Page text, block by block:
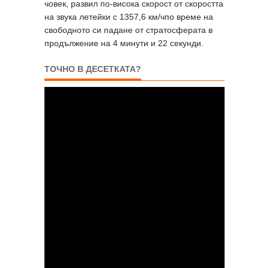
човек, развил по-висока скорост от скоростта
на звука летейки с 1357,6 км/чпо време на
свободното си падане от стратосферата в
продължение на 4 минути и 22 секунди.
ТОЧНО В ДЕСЕТКАТА?